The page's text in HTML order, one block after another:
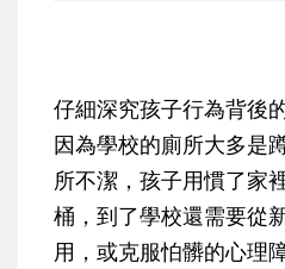
仔細深究孩子行為背後
因為學校的廁所大多是
所不潔，孩子用慣了家
桶，到了學校還需要從
用，或克服怕髒的心理